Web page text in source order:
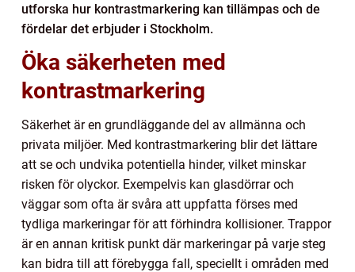
utforska hur kontrastmarkering kan tillämpas och de
fördelar det erbjuder i Stockholm.
Öka säkerheten med
kontrastmarkering
Säkerhet är en grundläggande del av allmänna och
privata miljöer. Med kontrastmarkering blir det lättare
att se och undvika potentiella hinder, vilket minskar
risken för olyckor. Exempelvis kan glasdörrar och
väggar som ofta är svåra att uppfatta förses med
tydliga markeringar för att förhindra kollisioner. Trappor
är en annan kritisk punkt där markeringar på varje steg
kan bidra till att förebygga fall, speciellt i områden med